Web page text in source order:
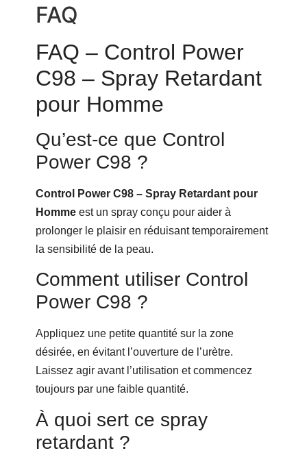
FAQ
FAQ – Control Power
C98 – Spray Retardant
pour Homme
Qu’est-ce que Control
Power C98 ?
Control Power C98 – Spray Retardant pour
Homme est un spray conçu pour aider à
prolonger le plaisir en réduisant temporairement
la sensibilité de la peau.
Comment utiliser Control
Power C98 ?
Appliquez une petite quantité sur la zone
désirée, en évitant l’ouverture de l’urètre.
Laissez agir avant l’utilisation et commencez
toujours par une faible quantité.
À quoi sert ce spray
retardant ?